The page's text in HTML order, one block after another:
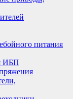
питания
ИБП